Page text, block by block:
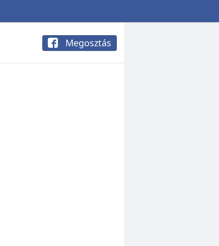
Megosztás